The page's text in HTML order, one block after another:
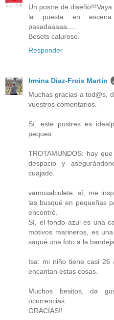
Un postre de
la puesta en
pasadaaaaa.....
Besets caluroso.
Responder
Irmina Díaz-Frois Martín
Muchas gracias a tod@s,
vuestros comentarios.
Sí, este postres es
peques.
TROTAMUNDOS: hay
despacio y
cuajado.
vamosalculete: sí, me
las busqué en pequeñas
encontré.
Sí, el fondo azul es una
motivos marineros, es
saqué una foto a la
Isa: mi niño tiene casi 26
encantan estas cosas.
Muchos besitos, da
ocurrencias.
GRACIAS!!